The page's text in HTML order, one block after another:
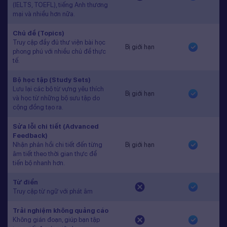
(IELTS, TOEFL), tiếng Anh thương
mại và nhiều hơn nữa.
Chủ đề (Topics)
Truy cập đầy đủ thư viện bài học
phong phú với nhiều chủ đề thực
tế.
Bị giới hạn
Bộ học tập (Study Sets)
Lưu lại các bộ từ vựng yêu thích
và học từ những bộ sưu tập do
cộng đồng tạo ra.
Bị giới hạn
Sửa lỗi chi tiết (Advanced
Feedback)
Nhận phản hồi chi tiết đến từng
âm tiết theo thời gian thực để
tiến bộ nhanh hơn.
Bị giới hạn
Từ điển
Truy cập từ ngữ với phát âm
Trải nghiệm không quảng cáo
Không gián đoạn, giúp bạn tập